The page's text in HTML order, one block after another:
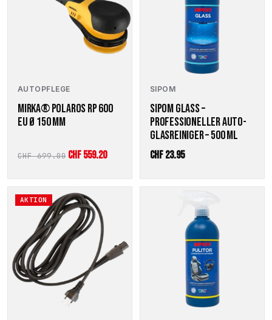
AUTOPFLEGE
MIRKA® POLAROS RP 600
EU Ø 150 MM
CHF699.00 Ursprünglicher
war:
CHF 699.00
CHF559.20Aktueller
ist:
SIPOM
SIPOM GLASS –
PROFESSIONELLER AUTO-
GLASREINIGER – 500 ML
CHF23.95
AKTION